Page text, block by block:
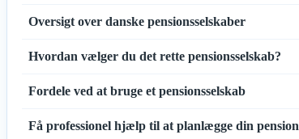
Oversigt over danske pensionsselskaber
Hvordan vælger du det rette pensionsselskab?
Fordele ved at bruge et pensionsselskab
Få professionel hjælp til at planlægge din pension